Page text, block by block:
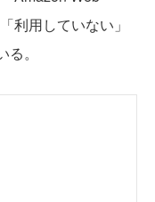
利用していない」
。